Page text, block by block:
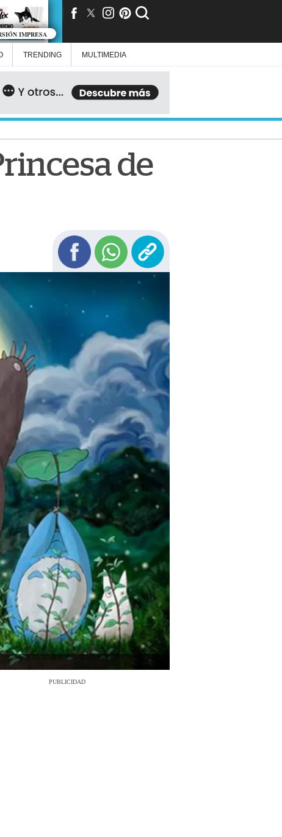
IMPRESA
TRENDING MULTIMEDIA
de
PUBLICIDAD